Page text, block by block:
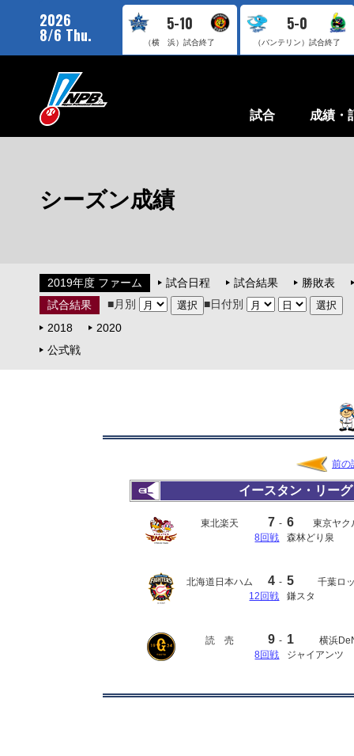
2026
8/6 Thu.
5-10
（横 浜）試合終了
5-0
（バンテリン）試合終了
試合 成績・
シーズン成績
2019年度 ファーム 試合日程 試合結果
勝敗表
試合結果
■月別
■日付別
2018
2020
公式戦
前の
イースタン・リーグ
東北楽天 7 - 6
東京ヤク
8回戦
森林どり泉
北海道日本ハム 4 - 5
千葉ロ
12回戦
鎌スタ
読 売 9 - 1
横浜
8回戦
ジャイアンツ